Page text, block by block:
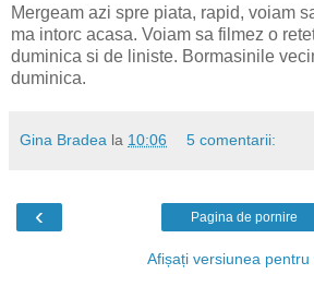
Mergeam azi spre piata, rapid, voiam
ma intorc acasa. Voiam sa filmez o
duminica si de liniste. Bormasinile
duminica.
Gina Bradea la 10:06 5 comentarii:
‹ Pagina de pornire
Afișați versiunea pentru